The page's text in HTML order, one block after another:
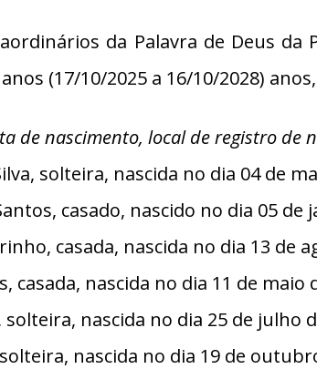
da Palavra de Deus da
(17/10/2025 a 16/10/2028)
de nascimento, local de registro de
solteira, nascida no dia 04 de
casado, nascido no dia 05 de
casada, nascida no dia 13 de
casada, nascida no dia 11 de maio
solteira, nascida no dia 25 de julho
nascida no dia 19 de